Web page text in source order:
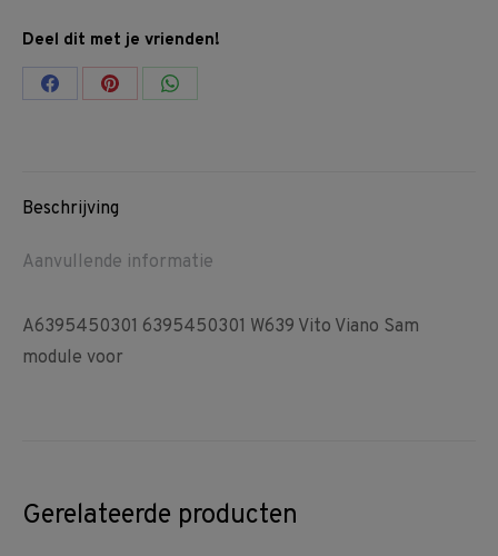
Deel dit met je vrienden!
Share Share Share
Beschrijving
Aanvullende informatie
A6395450301 6395450301 W639 Vito Viano Sam
module voor
Gerelateerde producten